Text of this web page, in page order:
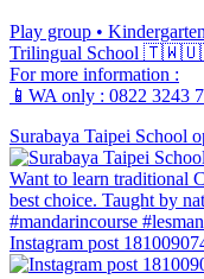
Play group •
Trilingual School
For more information :
📱WA only : 0822 3243
Surabaya Taipei School
Instagram post